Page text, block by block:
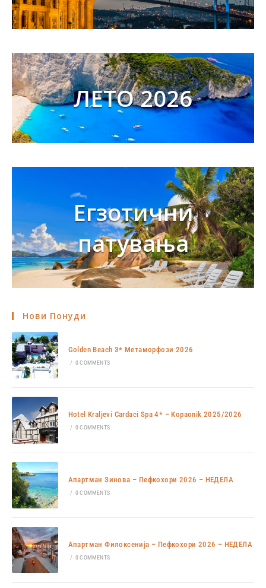
ЛЕТО 2026
Егзотични
патувања
Нови Понуди
Golden Beach 3* Метаморфози 2026
/ 0 COMMENTS
Hotel Kraljevi Cardaci Spa 4* – Kopaonik 2025/2026
/ 0 COMMENTS
Апартман Зинова – Пефкохори 2026 – НЕДЕЛА
/ 0 COMMENTS
Апартман Филоксенија – Пефкохори 2026 – НЕДЕЛА
/ 0 COMMENTS